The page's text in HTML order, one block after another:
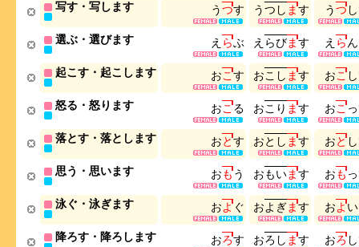
写す・写します うつす うつ し ます うつし
選ぶ・選びます え らぶ え らびます え らん
起こす・起こします おこす おこ し ます おこし
怒る・怒ります おこる おこ り ます おこっ
落とす・落とします おとす おと し ます おとし
思う・思います おもう おもいます おもっ
泳ぐ・泳ぎます およぐ およ ぎます およい
降ろす・降ろします おろす おろ し ます おろし